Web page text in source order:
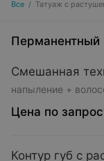
Все / Татуаж с
Смешанная
напыление +
Цена по
Контур губ с